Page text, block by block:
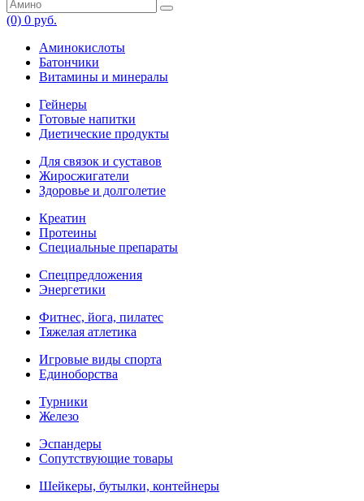
(0) 0 руб.
Аминокислоты
Батончики
Витамины и минералы
Гейнеры
Готовые напитки
Диетические продукты
Для связок и суставов
Жиросжигатели
Здоровье и долголетие
Креатин
Протеины
Специальные препараты
Спецпредложения
Энергетики
Фитнес, йога, пилатес
Тяжелая атлетика
Игровые виды спорта
Единоборства
Турники
Железо
Эспандеры
Сопутствующие товары
Шейкеры, бутылки, контейнеры